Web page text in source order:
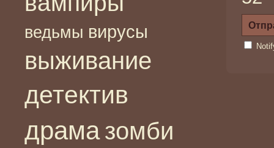
ведьмы вирусы
выживание
детектив
драма зомби